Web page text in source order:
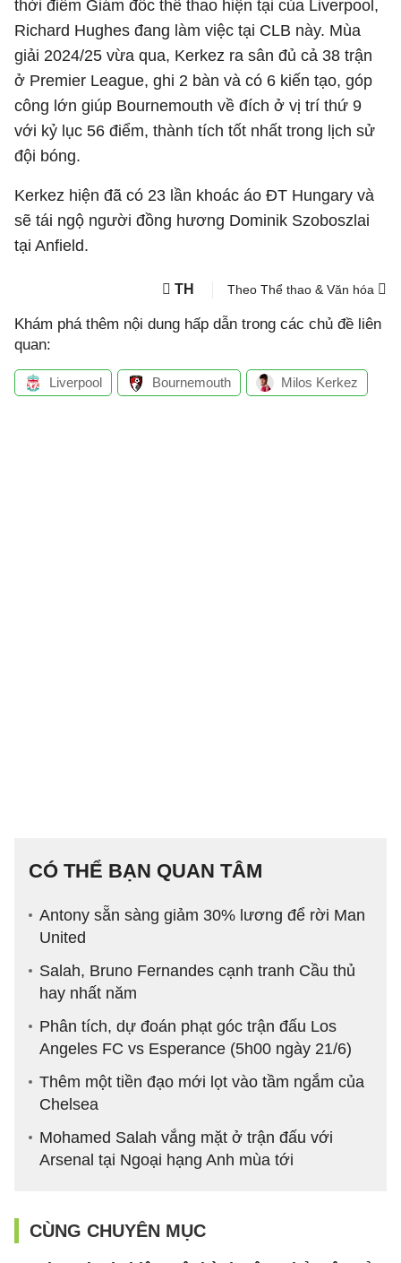
thời điểm Giám đốc thể thao hiện tại của Liverpool,
Richard Hughes đang làm việc tại CLB này. Mùa
giải 2024/25 vừa qua, Kerkez ra sân đủ cả 38 trận
ở Premier League, ghi 2 bàn và có 6 kiến tạo, góp
công lớn giúp Bournemouth về đích ở vị trí thứ 9
với kỷ lục 56 điểm, thành tích tốt nhất trong lịch sử
đội bóng.
Kerkez hiện đã có 23 lần khoác áo ĐT Hungary và
sẽ tái ngộ người đồng hương Dominik Szoboszlai
tại Anfield.
TH Theo Thể thao & Văn hóa
Khám phá thêm nội dung hấp dẫn trong các chủ đề liên
quan:
Liverpool Bournemouth Milos Kerkez
CÓ THỂ BẠN QUAN TÂM
Antony sẵn sàng giảm 30% lương để rời Man
United
Salah, Bruno Fernandes cạnh tranh Cầu thủ
hay nhất năm
Phân tích, dự đoán phạt góc trận đấu Los
Angeles FC vs Esperance (5h00 ngày 21/6)
Thêm một tiền đạo mới lọt vào tầm ngắm của
Chelsea
Mohamed Salah vắng mặt ở trận đấu với
Arsenal tại Ngoại hạng Anh mùa tới
CÙNG CHUYÊN MỤC